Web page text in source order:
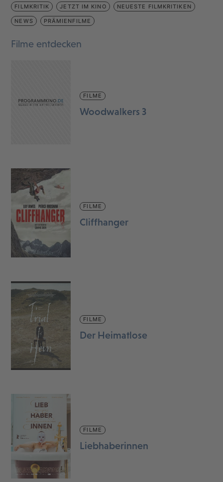
FILMKRITIK JETZT IM KINO NEUESTE FILMKRITIKEN
NEWS PRÄMIENFILME
Filme entdecken
FILME
Woodwalkers 3
FILME
Cliffhanger
FILME
Der Heimatlose
FILME
Liebhaberinnen